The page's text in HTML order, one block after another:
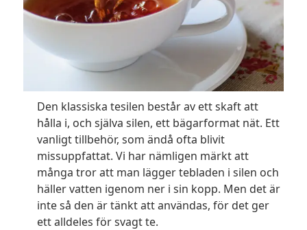
Den klassiska tesilen består av ett skaft att
hålla i, och själva silen, ett bägarformat nät. Ett
vanligt tillbehör, som ändå ofta blivit
missuppfattat. Vi har nämligen märkt att
många tror att man lägger tebladen i silen och
häller vatten igenom ner i sin kopp. Men det är
inte så den är tänkt att användas, för det ger
ett alldeles för svagt te.